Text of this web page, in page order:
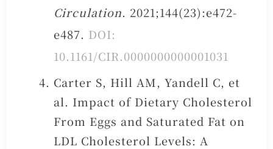
Circulation. 2021;144(23):e472-
e487. DOI:
10.1161/CIR.0000000000001031
Carter S, Hill AM, Yandell C, et
al. Impact of Dietary Cholesterol
From Eggs and Saturated Fat on
LDL Cholesterol Levels: A